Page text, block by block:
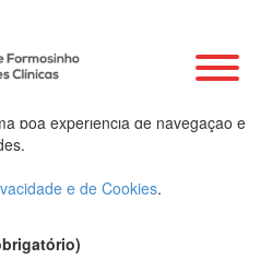
de cookies
boa experiência de navegação e
e de Cookies.